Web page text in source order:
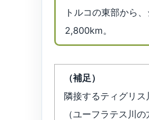
トルコの東部から
2,800km。
（補足）
隣接するティグリ
（ユーフラテス川の